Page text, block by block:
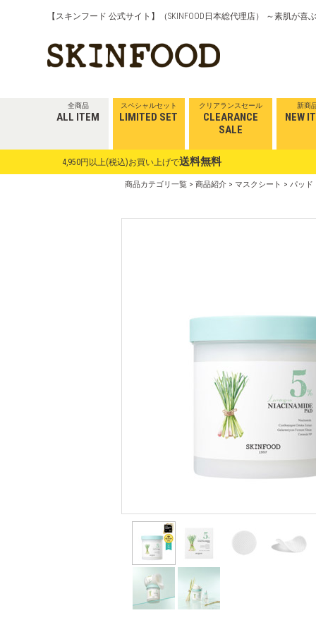
【スキンフード 公式サイト】（SKINFOOD日本総代理店） ～素肌が
全商品
ALL ITEM
スペシャルセット
LIMITED SET
クリアランスセール
CLEARANCE
SALE
新商
NEW
4,950円以上(税込)お買い上げで送料無料
商品カテゴリ一覧 > 商品紹介 > マスクシート > パッド